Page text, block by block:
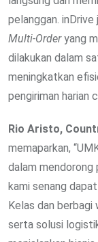
pelanggan.
Multi-Orderyang
dilakukan dalam
meningkatkan
pengiriman harian
Rio Aristo,
memaparkan,
dalam mendorong
kami senang
Kelas dan berbagi
serta solusi